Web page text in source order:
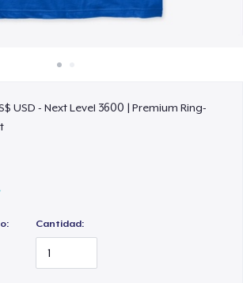
USD - Next Level 3600 | Premium Ring-
Cantidad: